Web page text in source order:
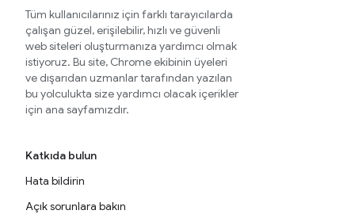
Tüm kullanıcılarınız için farklı tarayıcılarda
çalışan güzel, erişilebilir, hızlı ve güvenli
web siteleri oluşturmanıza yardımcı olmak
istiyoruz. Bu site, Chrome ekibinin üyeleri
ve dışarıdan uzmanlar tarafından yazılan
bu yolculukta size yardımcı olacak içerikler
için ana sayfamızdır.
Katkıda bulun
Hata bildirin
Açık sorunlara bakın